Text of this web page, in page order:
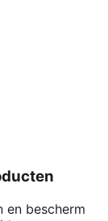
en bescherm